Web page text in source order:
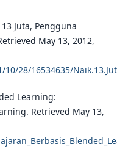
Juta, Pengguna
May 13, 2012,
28/16534635/
Learning:
Retrieved May 13,